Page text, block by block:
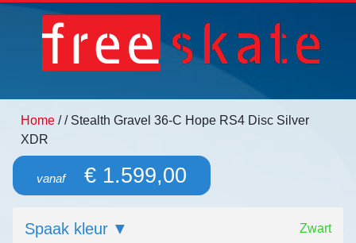
Home // Stealth Gravel 36-C Hope RS4 Disc Silver
XDR
vanaf€ 1.599,00
Spaak kleur Zwart